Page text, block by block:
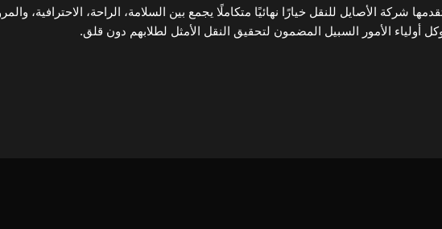
شركة الأصايل للنقل خيارًا نهائيًا متكاملًا يجمع بين السلامة، الراحة، الاحترافية،
الأمور السبيل المضمون لتحقيق النقل الأمثل لطلابهم دون قلق.